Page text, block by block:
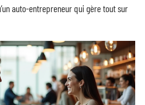
auto-entrepreneur qui gère tout sur